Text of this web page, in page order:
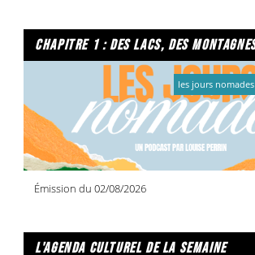
Émission du 02/08/2026
les jours nomades
l'agenda culturel de la semaine